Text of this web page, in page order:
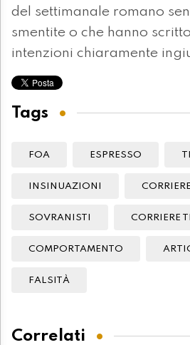
del settimanale romano
smentite o che hanno
intenzioni chiaramente
Tags
FOA ESPRESSO
INSINUAZIONI CORRIERE
SOVRANISTI CORRIERE
COMPORTAMENTO
FALSITÀ
Correlati